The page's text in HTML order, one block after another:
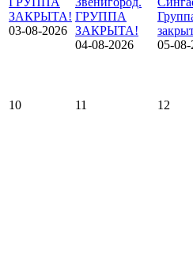
ЗАКРЫТА!
03-08-2026
ГРУППА
ЗАКРЫТА!
04-08-2026
05-
10 11 12